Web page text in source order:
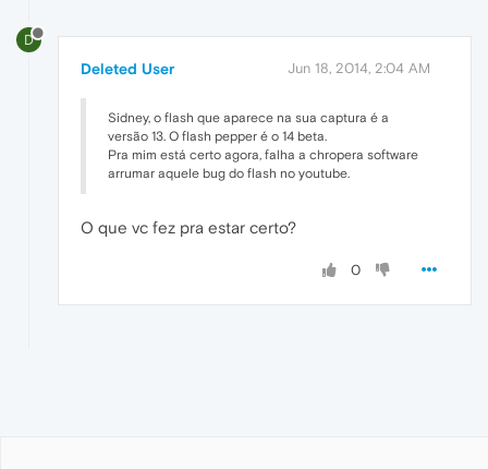
D
Deleted User Jun 18, 2014, 2:04 AM
Sidney, o flash que aparece na sua captura é a
versão 13. O flash pepper é o 14 beta.
Pra mim está certo agora, falha a chropera software
arrumar aquele bug do flash no youtube.
O que vc fez pra estar certo?
0